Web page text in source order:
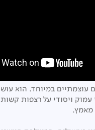
עמוק ויסודי על רצפות
מאמץ.